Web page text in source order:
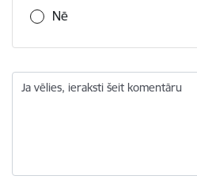
Nē
Ja vēlies, ieraksti šeit komentāru